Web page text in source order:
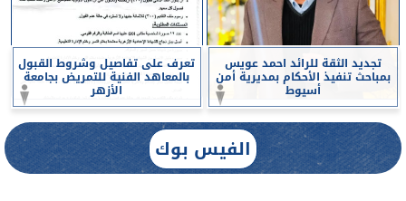
تجديد الثقة للرائد احمد عويس
بمباحث تنفيذ الأحكام بمديرية أمن
أسيوط
تعرف على تفاصيل وشروط القبول
بالمعاهد الفنية للتمريض بجامعة
الأزهر
الفيس بوك